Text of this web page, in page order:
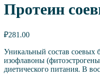
Протеин
₽281.00
Уникальный состав соевых
изофлавоны
диетического питания. В